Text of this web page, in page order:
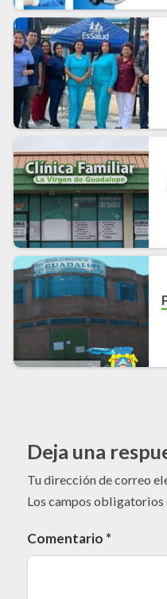
Deja una
Tu dirección de correo
Los campos obligatorios
Comentario *